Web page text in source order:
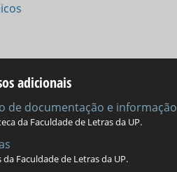
adicionais
de documentação e informação
da Faculdade de Letras da UP.
da Faculdade de Letras da UP.